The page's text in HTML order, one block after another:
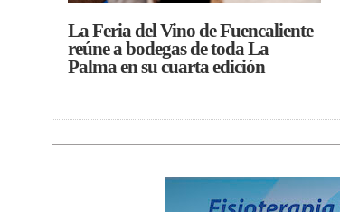
La Feria del Vino de Fuencaliente
reúne a bodegas de toda La
Palma en su cuarta edición